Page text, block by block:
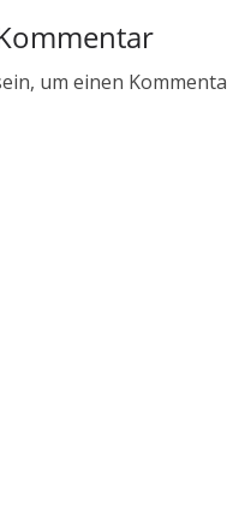
um einen